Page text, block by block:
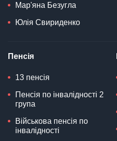
Мар'яна Безугла
Юлія Свириденко
Пенсія
13 пенсія
Пенсія по інвалідності 2
група
Військова пенсія по
інвалідності